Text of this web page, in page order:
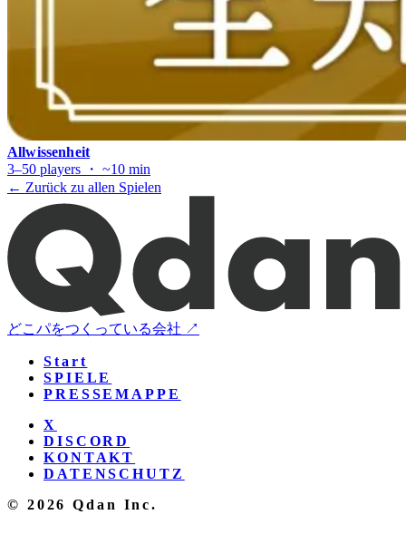
Allwissenheit
3–50 players ・ ~10 min
← Zurück zu allen Spielen
どこパをつくっている会社 ↗
Start
SPIELE
PRESSEMAPPE
X
DISCORD
KONTAKT
DATENSCHUTZ
© 2026 Qdan Inc.